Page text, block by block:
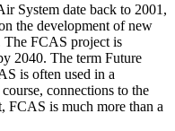
System date back to 2001,
the develop­ment of new
The FCAS project is
2040. The term Future
is often used in a
connections to the
FCAS is much more than a